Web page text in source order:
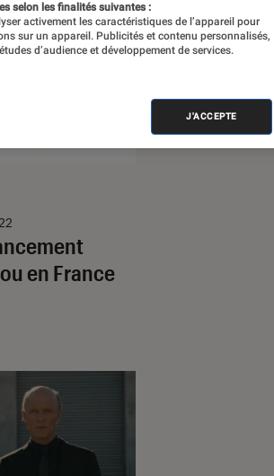
en France
selon les finalités suivantes :
activement les caractéristiques de l’appareil pour
sur un appareil. Publicités et contenu personnalisés,
d’audience et développement de services.
J'ACCEPTE